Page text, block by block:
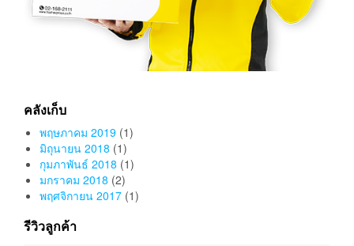
คลังเก็บ
พฤษภาคม 2019 (1)
มิถุนายน 2018 (1)
กุมภาพันธ์ 2018 (1)
มกราคม 2018 (2)
พฤศจิกายน 2017 (1)
รีวิวลูกค้า